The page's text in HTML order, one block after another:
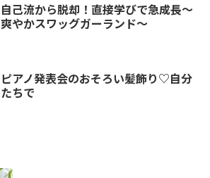
自己流から脱却！直接学びで急成長～
爽やかスワッグガーランド～
ピアノ発表会のおそろい髪飾り♡自分
たちで